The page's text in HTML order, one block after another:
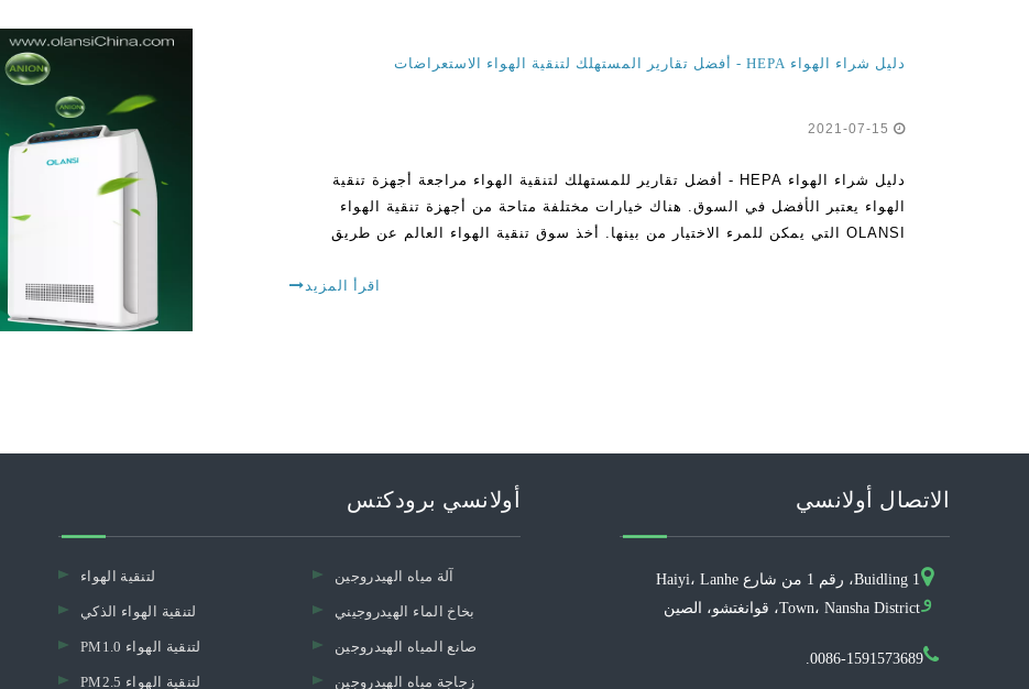
دليل شراء الهواء HEPA - أفضل تقارير المستهلك لتنقية الهواء الاستعراضات
دليل شراء الهواء HEPA - أفضل تقارير للمستهلك لتنقية الهواء مراجعة أجهزة تنقية
الهواء يعتبر الأفضل في السوق. هناك خيارات مختلفة متاحة من أجهزة تنقية الهواء
OLANSI التي يمكن للمرء الاختيار من بينها. أخذ سوق تنقية الهواء العالم عن طريق
اقرأ المزيد
أولانسي برودكتس
لتنقية الهواء
لتنقية الهواء الذكي
PM1.0 لتنقية الهواء
PM2.5 لتنقية الهواء
آلة مياه الهيدروجين
بخاخ الماء الهيدروجيني
صانع المياه الهيدروجين
زجاجة مياه الهيدروجين
الاتصال أولانسي
و
Buidling 1، رقم 1 من شارع Haiyi، Lanhe
Town، Nansha District، قوانغتشو، الصين
0086-1591573689.